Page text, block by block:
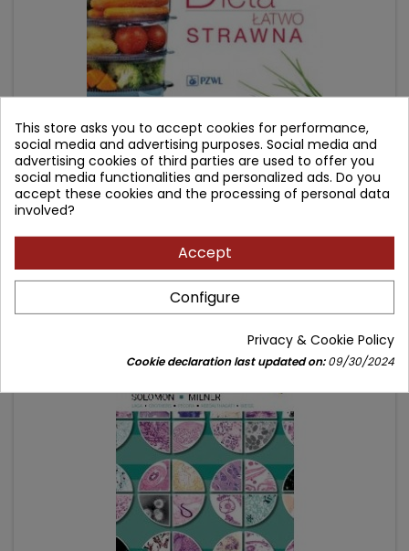
DIETA ŁATWO STRAWNA
Author: Anna Szczepańska
Price
58.90 złRegular
price
69.00 zł
Add to cart
favorite_border
This store asks you to accept cookies for performance,
social media and advertising purposes. Social media and
advertising cookies of third parties are used to offer you
social media functionalities and personalized ads. Do you
accept these cookies and the processing of personal data
involved?
Accept
Configure
Privacy & Cookie Policy
Cookie declaration last updated on:09/30/2024